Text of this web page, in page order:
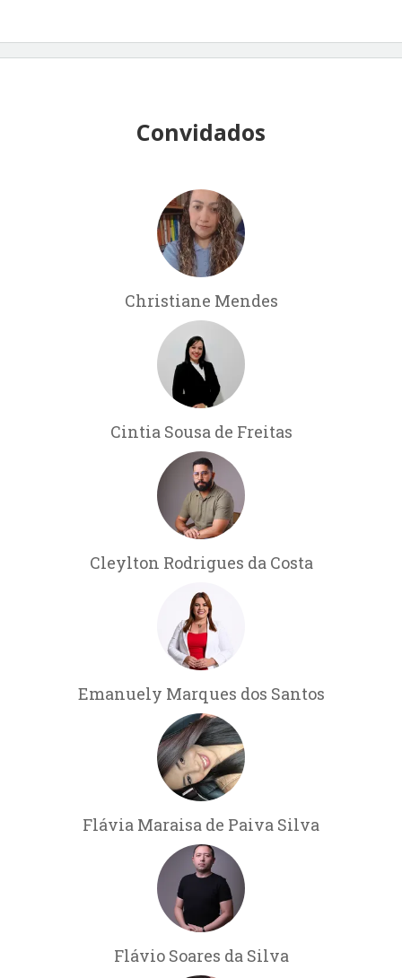
Convidados
Christiane Mendes
Cintia Sousa de Freitas
Cleylton Rodrigues da Costa
Emanuely Marques dos Santos
Flávia Maraisa de Paiva Silva
Flávio Soares da Silva